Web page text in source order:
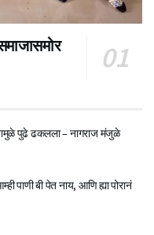
पुढे ढकलला – नागराज मंजुळे
पाणी बी पेत नाय, आणि ह्या पोरानं